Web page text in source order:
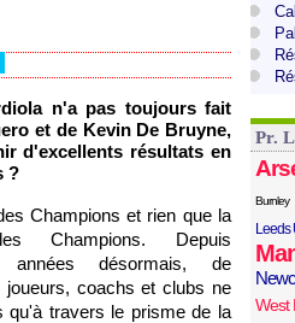
n'a pas toujours fait
et de Kevin De Bruyne,
d'excellents résultats en
?
Champions et rien que la
Champions. Depuis
années désormais, de
joueurs, coachs et clubs ne
qu'à travers le prisme de la
Pr.
Burnley
Leeds
West